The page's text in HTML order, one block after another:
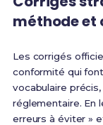
méthode
Les corrigés
conformité qui
vocabulaire
réglementaire. En
erreurs à éviter »